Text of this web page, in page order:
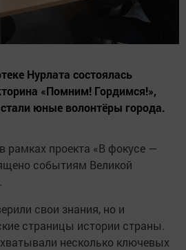
Нурлата состоялась
«Помним! Гордимся!»,
юные волонтёры города.
рамках проекта «В фокусе —
событиям Великой
свои знания, но и
страницы истории страны.
несколько ключевых